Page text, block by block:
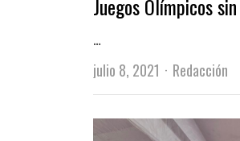
Juegos Olímpicos
…
julio 8, 2021
Author
Redacción